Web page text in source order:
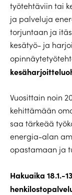
työtehtäviin tai
ja palveluja
torjuntaan ja
kesätyö- ja
Vuosittain noin
kehittämään
saa tärkeää
energia-alan
opastamaan ja
Hakuaika 18.1.-